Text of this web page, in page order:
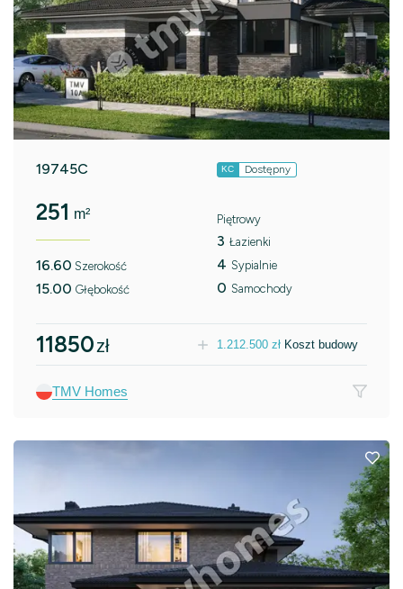
19745C KC Dostępny
251 m²
16.60 Szerokość
15.00 Głębokość
Piętrowy
3 Łazienki
4 Sypialnie
0 Samochody
11850zł 1.212.500 zł Koszt budowy
TMV Homes